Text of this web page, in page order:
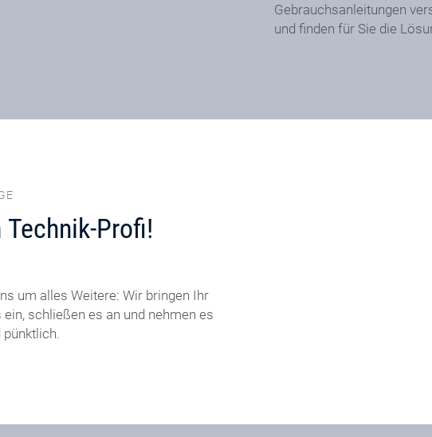
Gebrauchsanleitungen
und finden für Sie die
Profi!
um alles Weitere: Wir bringen Ihr
schließen es an und nehmen es
pünktlich.